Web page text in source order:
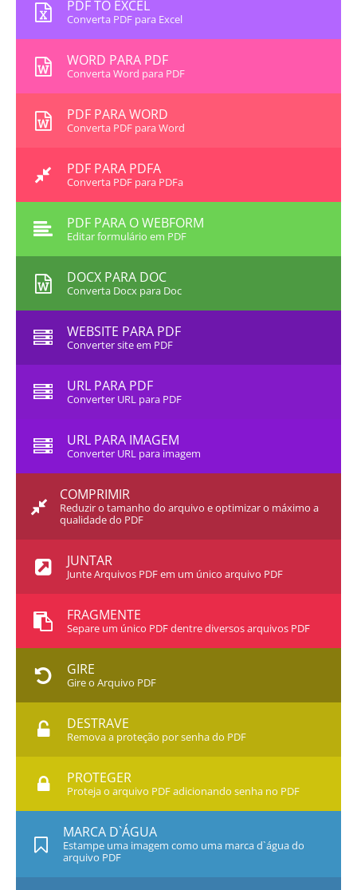
PDF TO EXCEL
Converta PDF para Excel
WORD PARA PDF
Converta Word para PDF
PDF PARA WORD
Converta PDF para Word
PDF PARA PDFA
Converta PDF para PDFa
PDF PARA O WEBFORM
Editar formulário em PDF
DOCX PARA DOC
Converta Docx para Doc
WEBSITE PARA PDF
Converter site em PDF
URL PARA PDF
Converter URL para PDF
URL PARA IMAGEM
Converter URL para imagem
COMPRIMIR
Reduzir o tamanho do arquivo e optimizar o máximo a
qualidade do PDF
JUNTAR
Junte Arquivos PDF em um único arquivo PDF
FRAGMENTE
Separe um único PDF dentre diversos arquivos PDF
GIRE
Gire o Arquivo PDF
DESTRAVE
Remova a proteção por senha do PDF
PROTEGER
Proteja o arquivo PDF adicionando senha no PDF
MARCA D`ÁGUA
Estampe uma imagem como uma marca d`água do
arquivo PDF